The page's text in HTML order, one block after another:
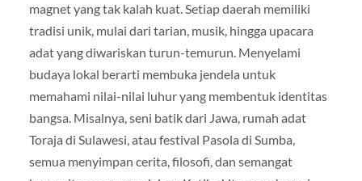
magnet yang tak kalah kuat. Setiap daerah memiliki
tradisi unik, mulai dari tarian, musik, hingga upacara
adat yang diwariskan turun-temurun. Menyelami
budaya lokal berarti membuka jendela untuk
memahami nilai-nilai luhur yang membentuk identitas
bangsa. Misalnya, seni batik dari Jawa, rumah adat
Toraja di Sulawesi, atau festival Pasola di Sumba,
semua menyimpan cerita, filosofi, dan semangat